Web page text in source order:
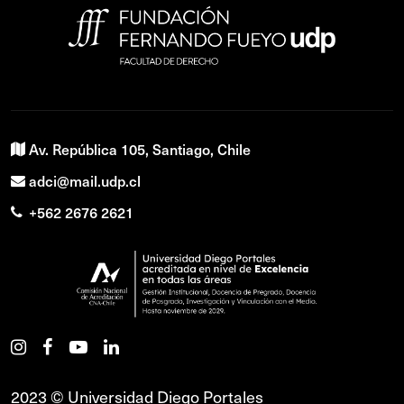
Av. República 105, Santiago, Chile
adci@mail.udp.cl
+562 2676 2621
2023 © Universidad Diego Portales